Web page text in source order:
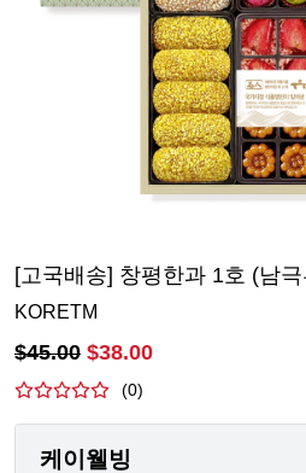
[고국배송] 창평한과 1호 (남
KORETM
$45.00 $38.00
(0)
케이웰빙